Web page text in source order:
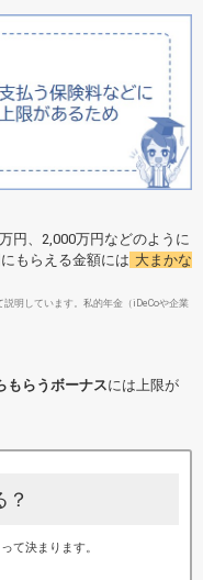
円、2,000万円などのように
もらえる金額には 大まかな
明しています。私的年金（iDeCoや企業
もらうボーナスには上限が
て決まります。